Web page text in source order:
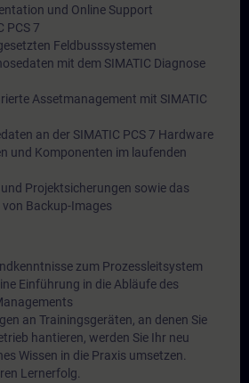
und Online Support
PCS 7
Feldbusssystemen
mit dem SIMATIC Diagnose
Assetmanagement mit SIMATIC
an der SIMATIC PCS 7 Hardware
und Komponenten im laufenden
Projektsicherungen sowie das
von Backup-Images
zum Prozessleitsystem
Einführung in die Abläufe des
an Trainingsgeräten, an denen Sie
hantieren, werden Sie Ihr neu
Wissen in die Praxis umsetzen.
Lernerfolg.